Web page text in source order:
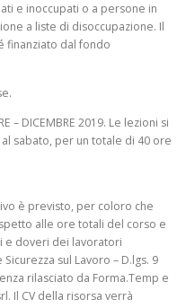
e inoccupati o a persone in
a liste di disoccupazione. Il
finanziato dal fondo
– DICEMBRE 2019. Le lezioni si
sabato, per un totale di 40 ore
è previsto, per coloro che
alle ore totali del corso e
e doveri dei lavoratori
sul Lavoro – D.lgs. 9
rilasciato da Forma.Temp e
Il CV della risorsa verrà